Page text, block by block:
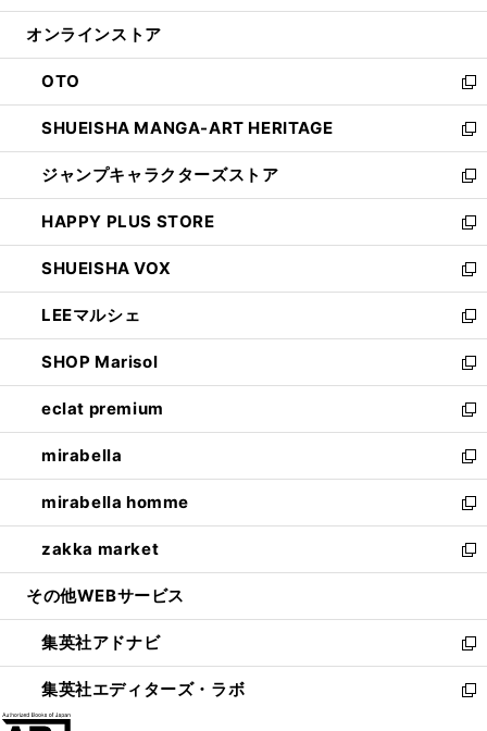
開
ン
ウ
で
開
く
ウ
ン
ド
ウ
で
開
く
オンラインストア
OTO
新
し
い
ウ
ィ
ン
ド
ウ
で
開
く
SHUEISHA MANGA-ART HERITAGE
新
し
い
ウ
ィ
ン
ド
ウ
で
開
く
ジャンプキャラクターズストア
新
し
い
ウ
ィ
ン
ド
ウ
で
開
く
HAPPY PLUS STORE
新
し
い
ウ
ィ
ン
ド
ウ
で
開
く
SHUEISHA VOX
新
し
い
ウ
ィ
ン
ド
ウ
で
開
く
LEEマルシェ
新
し
い
ウ
ィ
ン
ド
ウ
で
開
く
SHOP Marisol
新
し
い
ウ
ィ
ン
ド
ウ
で
開
eclat premium
新
し
い
ウ
ィ
ン
ド
ウ
開
く
mirabella
新
し
い
ウ
ィ
ン
ウ
で
開
く
mirabella homme
新
し
い
ウ
ン
ド
ウ
で
zakka market
新
し
ウ
ィ
ン
ド
その他WEBサービス
集英社アドナビ
新
し
い
集英社エディターズ・ラボ
新